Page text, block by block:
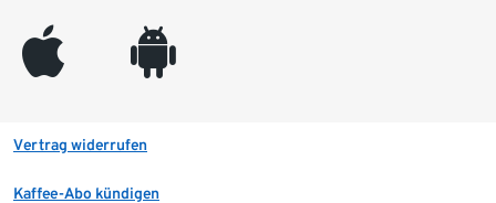
appleinc android
Vertrag widerrufen
Kaffee-Abo kündigen